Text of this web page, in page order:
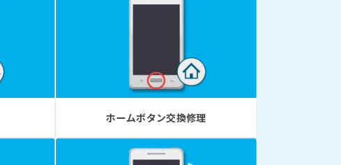
ホームボタン交換修理